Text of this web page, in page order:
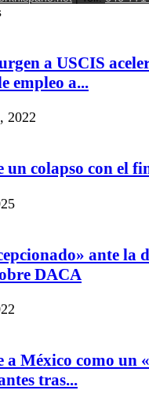
a USCIS
empleo a...
2022
un colapso con el
ante la
DACA
a México como un
tras...